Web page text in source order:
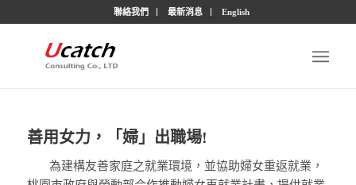
聯絡我們 最新消息 English
善用女力，「婦」出職場!
為建構友善家庭之就業環境，並協助婦女重返就業，